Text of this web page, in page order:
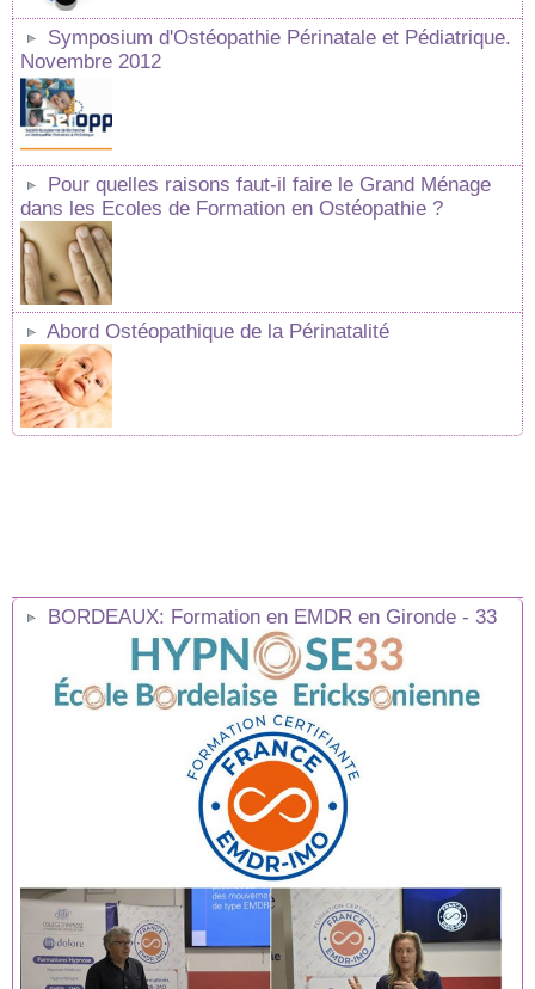
Symposium d'Ostéopathie Périnatale et Pédiatrique.
Novembre 2012
Pour quelles raisons faut-il faire le Grand Ménage
dans les Ecoles de Formation en Ostéopathie ?
Abord Ostéopathique de la Périnatalité
BORDEAUX: Formation en EMDR en Gironde - 33